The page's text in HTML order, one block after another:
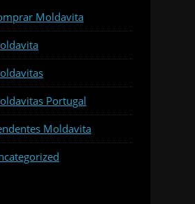
Moldavita
Portugal
Moldavita